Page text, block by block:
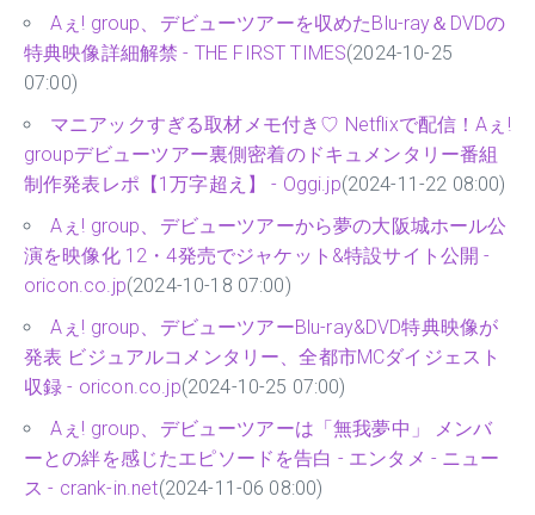
Aぇ! group、デビューツアーを収めたBlu-ray＆DVDの
特典映像詳細解禁 - THE FIRST TIMES(2024-10-25
07:00)
マニアックすぎる取材メモ付き♡ Netflixで配信！Aぇ!
groupデビューツアー裏側密着のドキュメンタリー番組
制作発表レポ【1万字超え】 - Oggi.jp(2024-11-22 08:00)
Aぇ! group、デビューツアーから夢の大阪城ホール公
演を映像化 12・4発売でジャケット&特設サイト公開 -
oricon.co.jp(2024-10-18 07:00)
Aぇ! group、デビューツアーBlu-ray&DVD特典映像が
発表 ビジュアルコメンタリー、全都市MCダイジェスト
収録 - oricon.co.jp(2024-10-25 07:00)
Aぇ! group、デビューツアーは「無我夢中」 メンバ
ーとの絆を感じたエピソードを告白 - エンタメ - ニュー
ス - crank-in.net(2024-11-06 08:00)